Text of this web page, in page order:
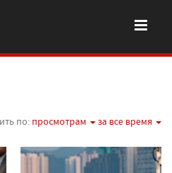
по: просмотрам за все время